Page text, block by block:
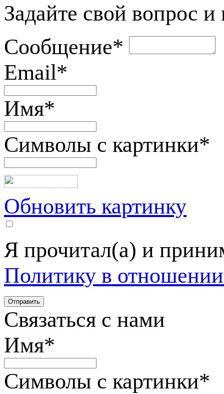
Задайте свой вопрос
Сообщение*
Email*
Имя*
Символы с картинки*
Обновить картинку
Я прочитал(а) и
Политику в
Связаться с нами
Имя*
Символы с картинки*